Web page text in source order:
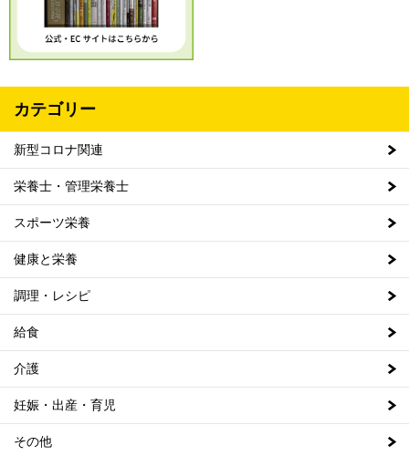
カテゴリー
新型コロナ関連
栄養士・管理栄養士
スポーツ栄養
健康と栄養
調理・レシピ
給食
介護
妊娠・出産・育児
その他